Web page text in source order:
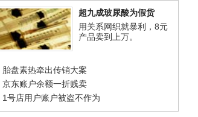
超九成玻尿酸为假货
用关系网织就暴利，8元
产品卖到上万。
胎盘素热牵出传销大案
京东账户余额一折贱卖
1号店用户账户被盗不作为